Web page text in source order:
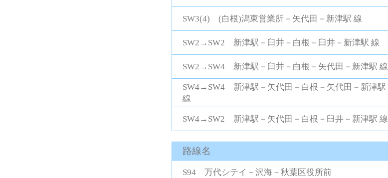
SW3(4) (白根)潟東営業所－矢代田－新津駅 線
SW2→SW2 新津駅－臼井－白根－臼井－新津駅 線
SW2→SW4 新津駅－臼井－白根－矢代田－新津駅 線
SW4→SW4 新津駅－矢代田－白根－矢代田－新津駅
線
SW4→SW2 新津駅－矢代田－白根－臼井－新津駅 線
路線名
S94 万代シテイ－沢海－秋葉区役所前